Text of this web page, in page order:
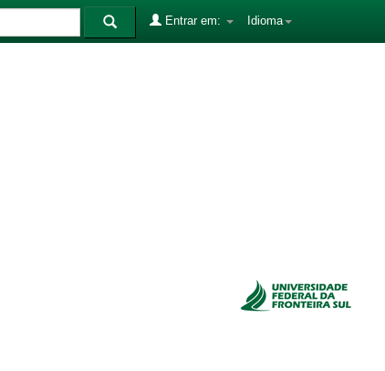
Idioma
Entrar em: